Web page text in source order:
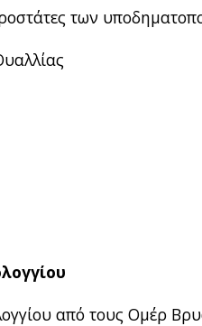
των
από τους Ομέρ